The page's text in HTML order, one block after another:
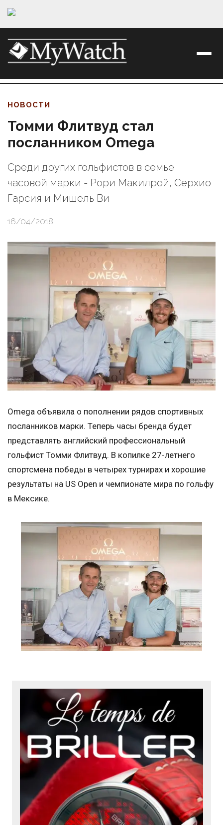
НОВОСТИ
Томми Флитвуд стал
посланником Omega
Среди других гольфистов в семье
часовой марки - Рори Макилрой, Серхио
Гарсия и Мишель Ви
16/04/2018
Omega объявила о пополнении рядов спортивных
посланников марки. Теперь часы бренда будет
представлять английский профессиональный
гольфист Томми Флитвуд. В копилке 27-летнего
спортсмена победы в четырех турнирах и хорошие
результаты на US Open и чемпионате мира по гольфу
в Мексике.